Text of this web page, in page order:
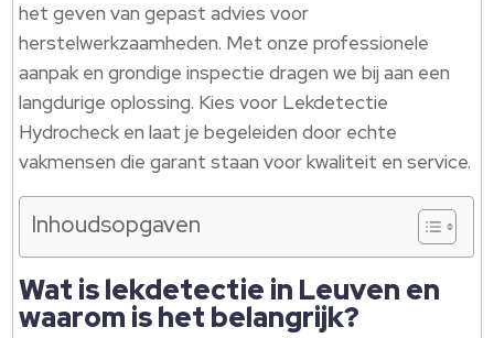
het geven van gepast advies voor
herstelwerkzaamheden. Met onze professionele
aanpak en grondige inspectie dragen we bij aan een
langdurige oplossing. Kies voor Lekdetectie
Hydrocheck en laat je begeleiden door echte
vakmensen die garant staan voor kwaliteit en service.
Inhoudsopgaven
Wat is lekdetectie in Leuven en
waarom is het belangrijk?